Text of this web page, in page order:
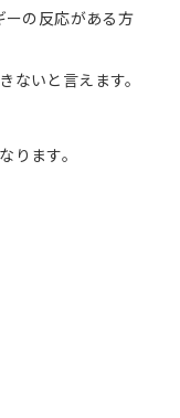
ーの反応がある方
ないと言えます。
ります。